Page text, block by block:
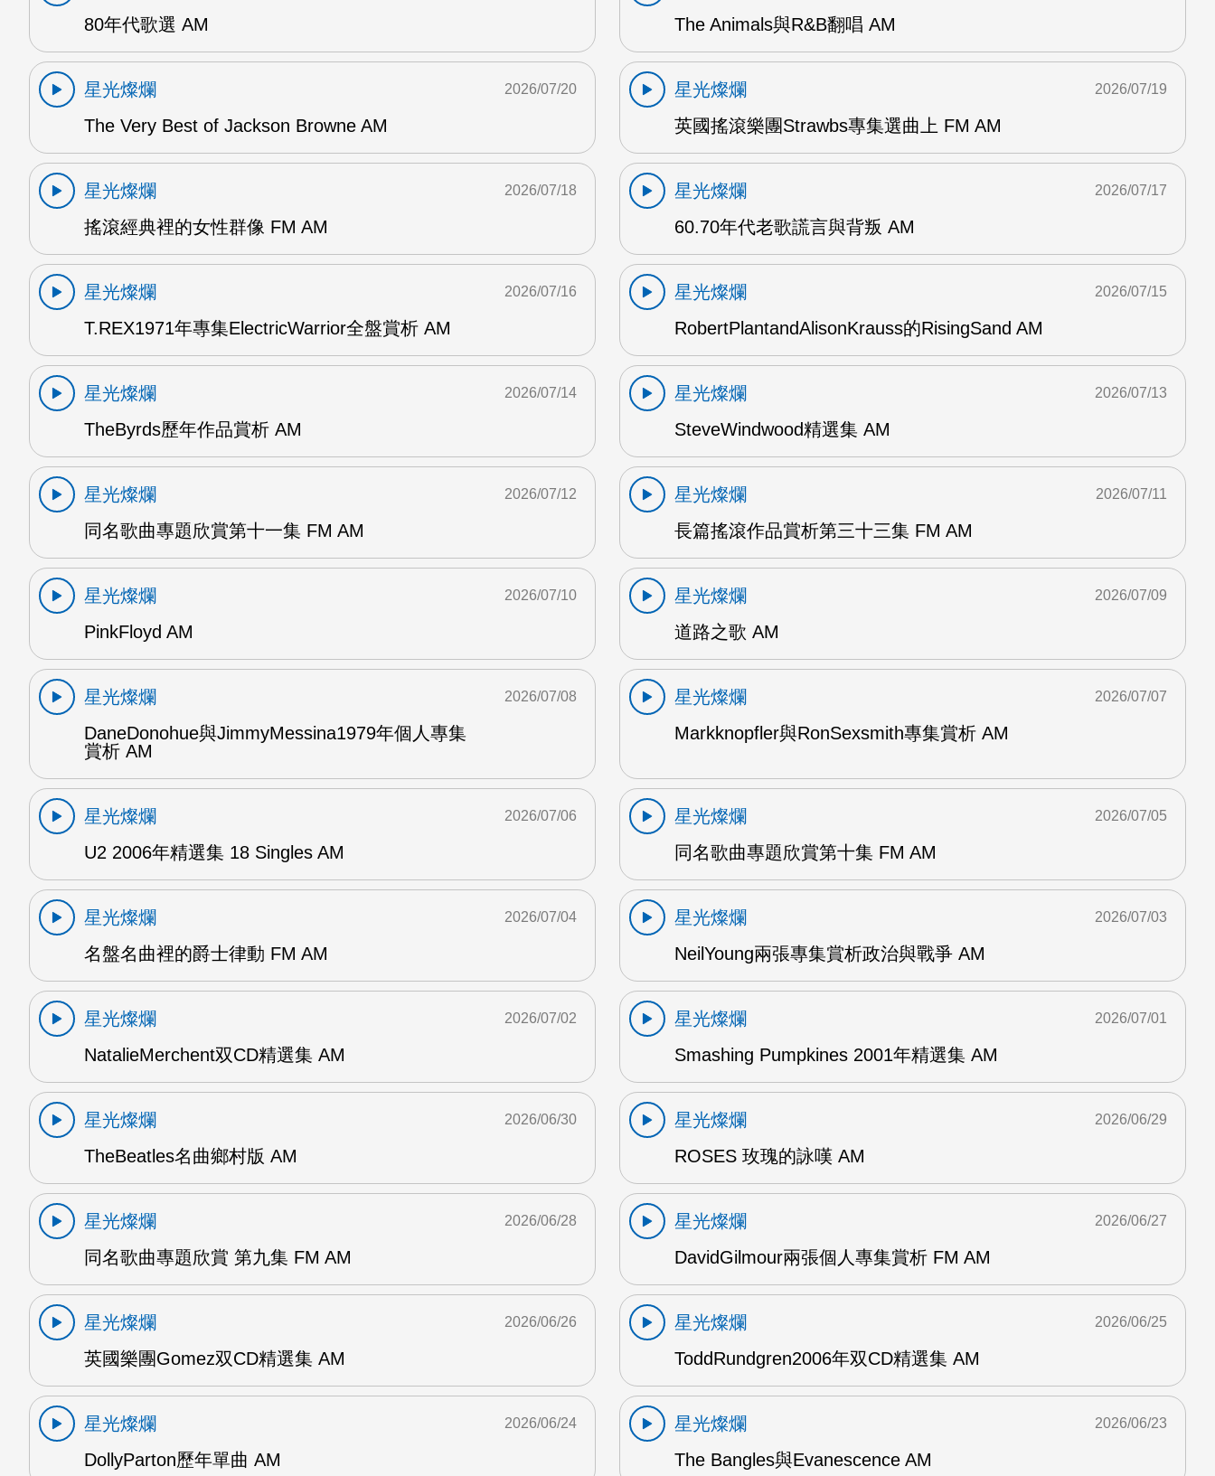
80年代歌選 AM
The Animals與R&B翻唱 AM
星光燦爛
The Very Best of Jackson Browne AM
2026/07/20
星光燦爛
英國搖滾樂團Strawbs專集選曲上 FM AM
2026/07/19
星光燦爛
搖滾經典裡的女性群像 FM AM
2026/07/18
星光燦爛
60.70年代老歌謊言與背叛 AM
2026/07/17
星光燦爛
T.REX1971年專集ElectricWarrior全盤賞析 AM
2026/07/16
星光燦爛
RobertPlantandAlisonKrauss的RisingSand AM
2026/07/15
星光燦爛
TheByrds歷年作品賞析 AM
2026/07/14
星光燦爛
SteveWindwood精選集 AM
2026/07/13
星光燦爛
同名歌曲專題欣賞第十一集 FM AM
2026/07/12
星光燦爛
長篇搖滾作品賞析第三十三集 FM AM
2026/07/11
星光燦爛
PinkFloyd AM
2026/07/10
星光燦爛
道路之歌 AM
2026/07/09
星光燦爛
DaneDonohue與JimmyMessina1979年個人專集
賞析 AM
2026/07/08
星光燦爛
Markknopfler與RonSexsmith專集賞析 AM
2026/07/07
星光燦爛
U2 2006年精選集 18 Singles AM
2026/07/06
星光燦爛
同名歌曲專題欣賞第十集 FM AM
2026/07/05
星光燦爛
名盤名曲裡的爵士律動 FM AM
2026/07/04
星光燦爛
NeilYoung兩張專集賞析政治與戰爭 AM
2026/07/03
星光燦爛
NatalieMerchent双CD精選集 AM
2026/07/02
星光燦爛
Smashing Pumpkines 2001年精選集 AM
2026/07/01
星光燦爛
TheBeatles名曲鄉村版 AM
2026/06/30
星光燦爛
ROSES 玫瑰的詠嘆 AM
2026/06/29
星光燦爛
同名歌曲專題欣賞 第九集 FM AM
2026/06/28
星光燦爛
DavidGilmour兩張個人專集賞析 FM AM
2026/06/27
星光燦爛
英國樂團Gomez双CD精選集 AM
2026/06/26
星光燦爛
ToddRundgren2006年双CD精選集 AM
2026/06/25
星光燦爛
DollyParton歷年單曲 AM
2026/06/24
星光燦爛
The Bangles與Evanescence AM
2026/06/23